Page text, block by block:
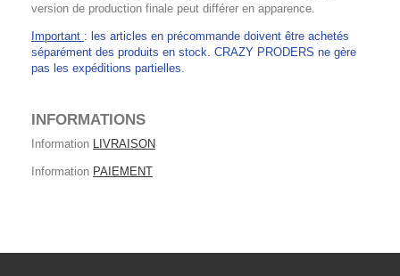
version de production finale peut différer en apparence.
Important : les articles en précommande doivent être achetés
séparément des produits en stock. CRAZY PRODERS ne gère
pas les expéditions partielles.
INFORMATIONS
Information LIVRAISON
Information PAIEMENT